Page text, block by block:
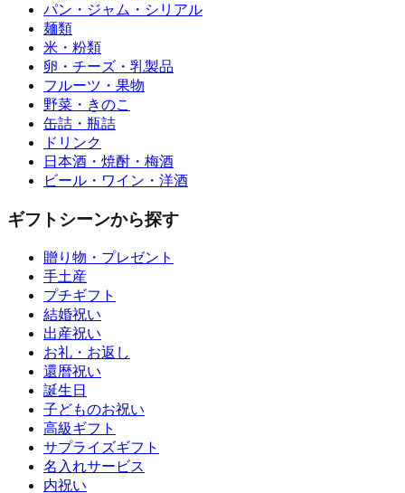
パン・ジャム・シリアル
麺類
米・粉類
卵・チーズ・乳製品
フルーツ・果物
野菜・きのこ
缶詰・瓶詰
ドリンク
日本酒・焼酎・梅酒
ビール・ワイン・洋酒
ギフトシーンから探す
贈り物・プレゼント
手土産
プチギフト
結婚祝い
出産祝い
お礼・お返し
還暦祝い
誕生日
子どものお祝い
高級ギフト
サプライズギフト
名入れサービス
内祝い